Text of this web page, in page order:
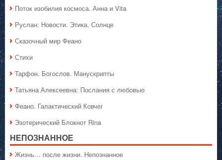
Поток изобилия космоса. Анна и Vita
Руслан: Новости. Этика, Солнце
Сказочный мир Феано
Стихи
Тарфон. Богослов. Манускрипты
Татьяна Алексеевна: Послания с любовью
Феано. Галактический Ковчег
Эзотерический Блокнот Rina
НЕПОЗНАННОЕ
Жизнь… после жизни. Непознанное